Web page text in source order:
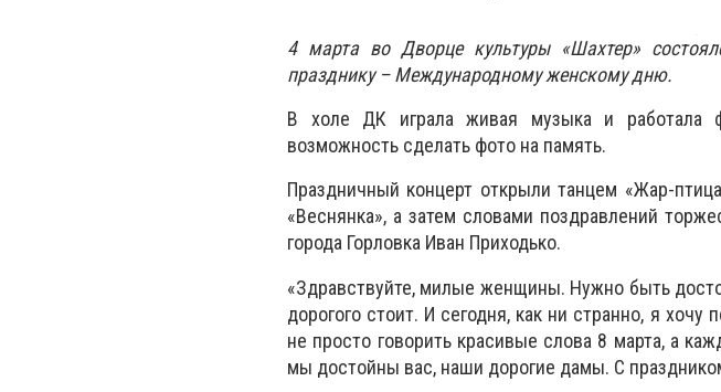
4 марта во Дворце культуры «Шахтер»
празднику – Международному женскому дню.
В холе ДК играла живая музыка и работала
возможность сделать фото на память.
Праздничный концерт открыли танцем «Жар-
«Веснянка», а затем словами поздравлений
города Горловка Иван Приходько.
«Здравствуйте, милые женщины. Нужно быть
дорогого стоит. И сегодня, как ни странно, я
не просто говорить красивые слова 8 марта, а
мы достойны вас, наши дорогие дамы. С